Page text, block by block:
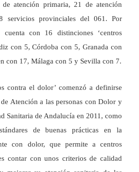
atención primaria, 21 de atención
servicios provinciales del 061. Por
cuenta con 16 distinciones ‘centros
con 5, Córdoba con 5, Granada con
con 17, Málaga con 5 y Sevilla con 7.
contra el dolor’ comenzó a definirse
Atención a las personas con Dolor y
Sanitaria de Andalucía en 2011, como
de buenas prácticas en la
con dolor, que permite a centros
contar con unos criterios de calidad